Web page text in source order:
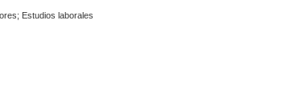
Estudios laborales